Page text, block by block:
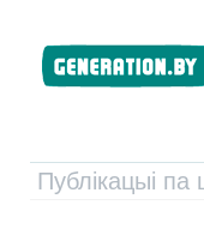
Публікацыі па